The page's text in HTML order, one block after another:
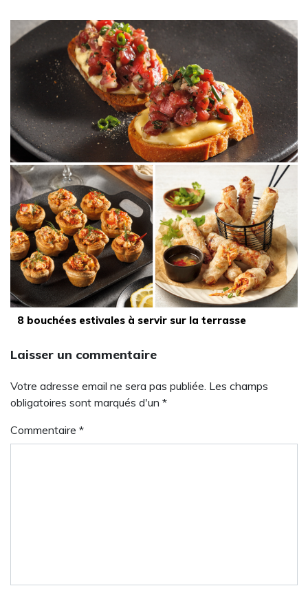
8 bouchées estivales à servir sur la terrasse
Laisser un commentaire
Votre adresse email ne sera pas publiée. Les champs
obligatoires sont marqués d'un *
Commentaire *